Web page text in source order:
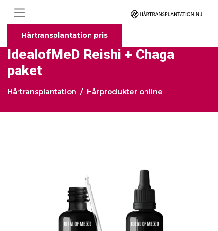
Hårtransplantation pris
IdealofMeD Reishi + Chaga
paket
Hårtransplantation Hårprodukter online